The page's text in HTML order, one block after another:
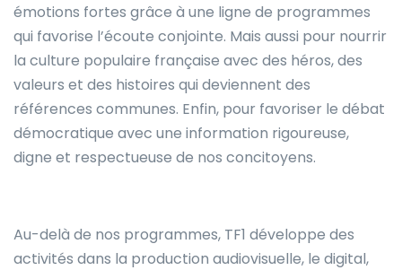
émotions fortes grâce à une ligne de programmes
qui favorise l’écoute conjointe. Mais aussi pour nourrir
la culture populaire française avec des héros, des
valeurs et des histoires qui deviennent des
références communes. Enfin, pour favoriser le débat
démocratique avec une information rigoureuse,
digne et respectueuse de nos concitoyens.
Au-delà de nos programmes, TF1 développe des
activités dans la production audiovisuelle, le digital,